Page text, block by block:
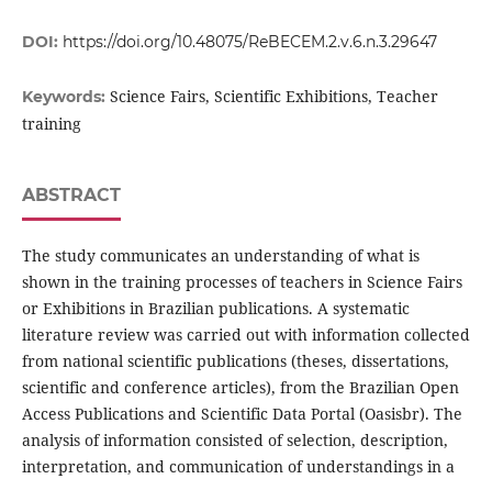
DOI: https://doi.org/10.48075/ReBECEM.2.v.6.n.3.29647
Keywords: Science Fairs, Scientific Exhibitions, Teacher
training
ABSTRACT
The study communicates an understanding of what is
shown in the training processes of teachers in Science Fairs
or Exhibitions in Brazilian publications. A systematic
literature review was carried out with information collected
from national scientific publications (theses, dissertations,
scientific and conference articles), from the Brazilian Open
Access Publications and Scientific Data Portal (Oasisbr). The
analysis of information consisted of selection, description,
interpretation, and communication of understandings in a